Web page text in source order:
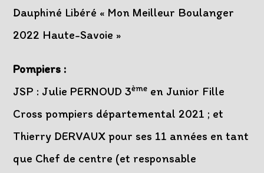
Dauphiné Libéré « Mon Meilleur Boulanger
2022 Haute-Savoie »
Pompiers :
JSP : Julie PERNOUD 3ème en Junior Fille
Cross pompiers départemental 2021 ; et
Thierry DERVAUX pour ses 11 années en tant
que Chef de centre (et responsable